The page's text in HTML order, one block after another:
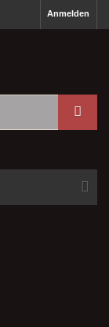
Anmelden